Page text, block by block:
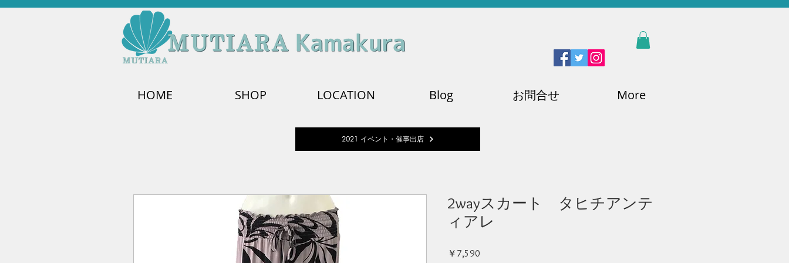
HOME SHOP LOCATION Blog お問合せ More
2021 イベント・催事出店
2wayスカート タヒチアンテ
ィアレ
￥7,590